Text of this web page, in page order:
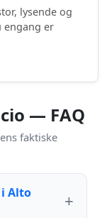
lysende og
engang er
— FAQ
faktiske
Alto